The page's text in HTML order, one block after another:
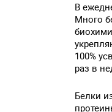
В
Много
100%
раз в
Белки